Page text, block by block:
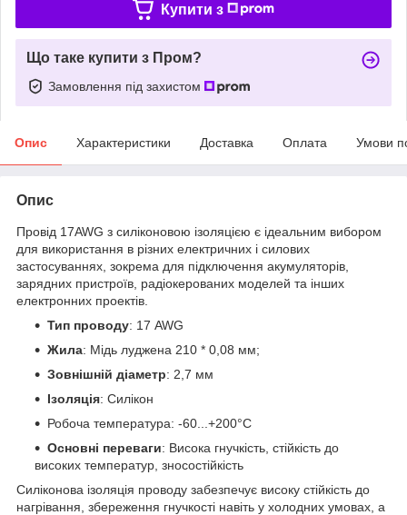
Купити з
Що таке купити з Пром?
Замовлення під захистом
Опис Характеристики Доставка Оплата Умови
Опис
Провід 17AWG з силіконовою ізоляцією є ідеальним вибором
для використання в різних електричних і силових
застосуваннях, зокрема для підключення акумуляторів,
зарядних пристроїв, радіокерованих моделей та інших
електронних проектів.
Тип проводу: 17 AWG
Жила: Мідь луджена 210 * 0,08 мм;
Зовнішній діаметр: 2,7 мм
Ізоляція: Силікон
Робоча температура: -60...+200°C
Основні переваги: Висока гнучкість, стійкість до
високих температур, зносостійкість
Силіконова ізоляція проводу забезпечує високу стійкість до
нагрівання, збереження гнучкості навіть у холодних умовах, а